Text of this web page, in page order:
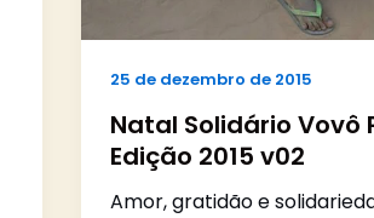
25 de dezembro de 2015
Natal Solidário Vovô
Edição 2015 v02
Amor, gratidão e